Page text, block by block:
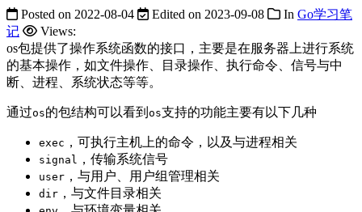
Posted on 2022-08-04 Edited on 2023-09-08 In Go学习笔
记
Views:
os包提供了操作系统函数的接口，主要是在服务器上进行系统
的基本操作，如文件操作、目录操作、执行命令、信号与中
断、进程、系统状态等等。
通过os的包结构可以看到 os支持的功能主要有以下几种
exec ，可执行主机上的命令，以及与进程相关
signal ，传输系统信号
user ，与用户、用户组管理相关
dir ，与文件目录相关